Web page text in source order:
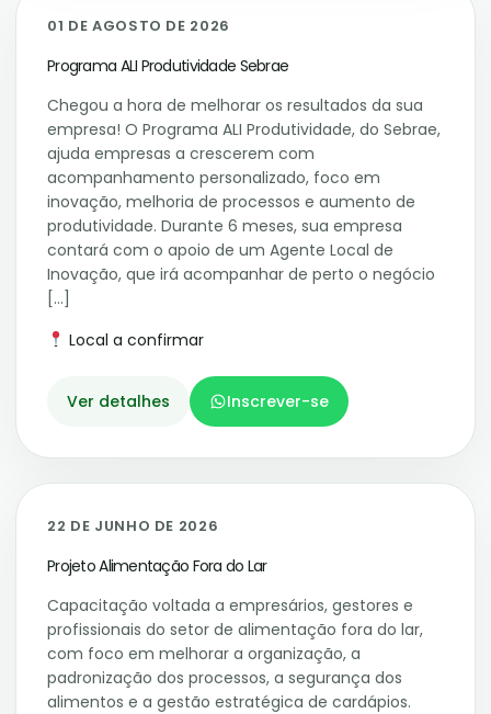
01
AGO
01 DE AGOSTO DE 2026
Programa ALI Produtividade Sebrae
Chegou a hora de melhorar os resultados da sua
empresa! O Programa ALI Produtividade, do Sebrae,
ajuda empresas a crescerem com
acompanhamento personalizado, foco em
inovação, melhoria de processos e aumento de
produtividade. Durante 6 meses, sua empresa
contará com o apoio de um Agente Local de
Inovação, que irá acompanhar de perto o negócio
[…]
Local a confirmar
Ver detalhes Inscrever-se
22
JUN
22 DE JUNHO DE 2026
Projeto Alimentação Fora do Lar
Capacitação voltada a empresários, gestores e
profissionais do setor de alimentação fora do lar,
com foco em melhorar a organização, a
padronização dos processos, a segurança dos
alimentos e a gestão estratégica de cardápios.